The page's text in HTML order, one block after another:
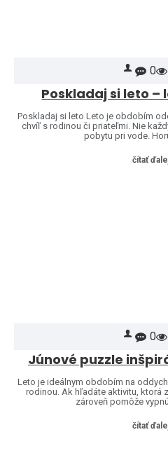
0
Poskladaj si leto –
Poskladaj si leto Leto je obdobím
chvíľ s rodinou či priateľmi. Nie
pobytu pri vode.
čítať
0
Leto je ideálnym obdobím na
rodinou. Ak hľadáte aktivitu, ktorá
zároveň pomôže
čítať